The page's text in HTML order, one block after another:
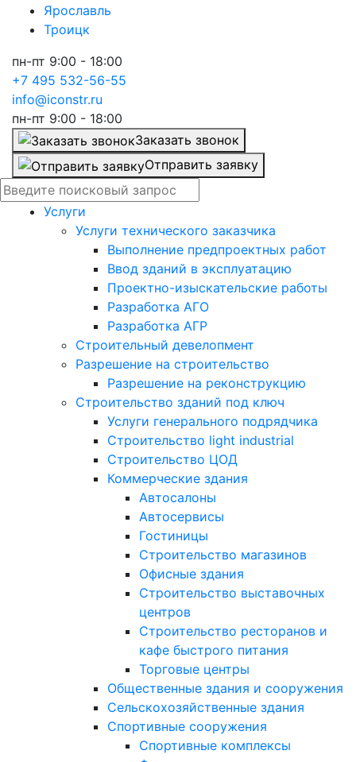
Ярославль
Троицк
пн-пт 9:00 - 18:00
+7 495 532-56-55
info@iconstr.ru
пн-пт 9:00 - 18:00
Заказать звонок
Отправить заявку
Услуги
Услуги технического заказчика
Выполнение предпроектных работ
Ввод зданий в эксплуатацию
Проектно-изыскательские работы
Разработка АГО
Разработка АГР
Строительный девелопмент
Разрешение на строительство
Разрешение на реконструкцию
Строительство зданий под ключ
Услуги генерального подрядчика
Строительство light industrial
Строительство ЦОД
Коммерческие здания
Автосалоны
Автосервисы
Гостиницы
Строительство магазинов
Офисные здания
Строительство выставочных
центров
Строительство ресторанов и
кафе быстрого питания
Торговые центры
Общественные здания и сооружения
Сельскохозяйственные здания
Спортивные сооружения
Спортивные комплексы